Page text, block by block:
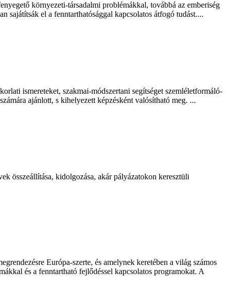
környezeti-társadalmi problémákkal, továbbá az emberiség
el a fenntarthatósággal kapcsolatos átfogó tudást....
ismereteket, szakmai-módszertani segítséget szemléletformáló-
ajánlott, s kihelyezett képzésként valósítható meg. ...
összeállítása, kidolgozása, akár pályázatokon keresztüli
Európa-szerte, és amelynek keretében a világ számos
és a fenntartható fejlődéssel kapcsolatos programokat. A